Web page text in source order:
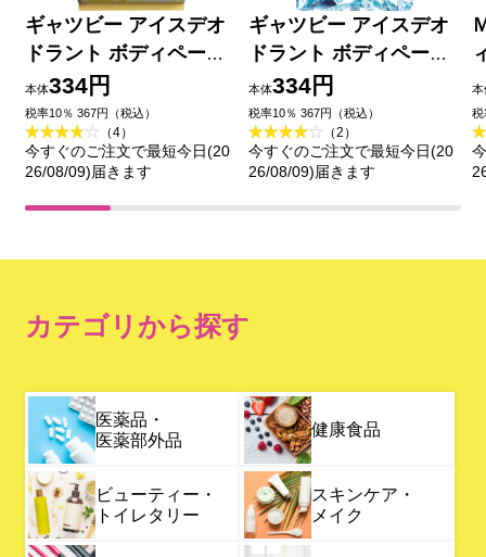
ギャツビー アイスデオ
ドラント ボディペーパ
ー レモンスカッシュ
【徳用タイプ】 ３０枚
マンダム (医薬部外品)
本体334円
税率10％ 367円（税込）
（4）
今すぐのご注文で最短今日(20
26/08/09)届きます
ギャツビー アイスデオ
ドラント ボディペーパ
ー アイスシトラス 徳用
３０枚 マンダム (医薬部
外品)
本体334円
税率10％ 367円（税込）
（2）
今すぐのご注文で最短今日(20
26/08/09)届きます
本
税
カテゴリから探す
医薬品・
医薬部外品
健康食品
ビューティー・
トイレタリー
スキンケア・
メイク